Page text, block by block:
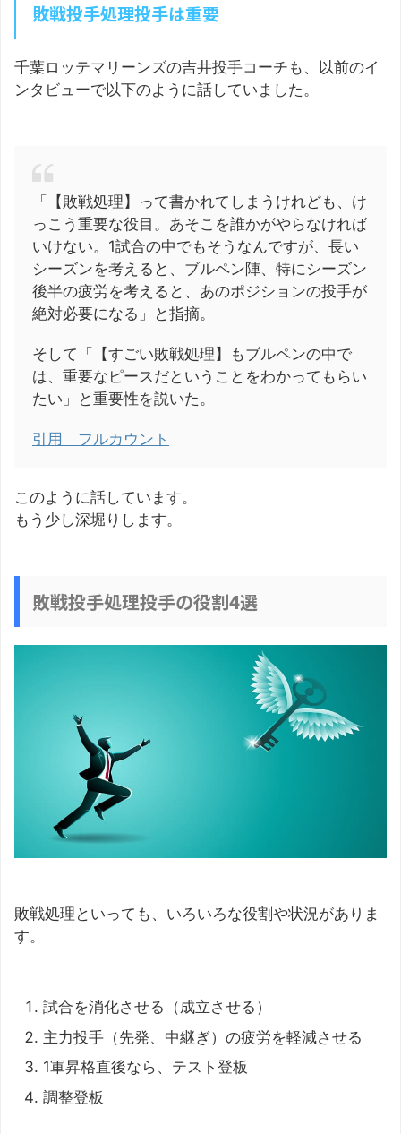
敗戦投手処理投手は重要
千葉ロッテマリーンズの吉井投手コーチも、以前のイ
ンタビューで以下のように話していました。
「【敗戦処理】って書かれてしまうけれども、け
っこう重要な役目。あそこを誰かがやらなければ
いけない。1試合の中でもそうなんですが、長い
シーズンを考えると、ブルペン陣、特にシーズン
後半の疲労を考えると、あのポジションの投手が
絶対必要になる」と指摘。
そして「【すごい敗戦処理】もブルペンの中で
は、重要なピースだということをわかってもらい
たい」と重要性を説いた。
引用 フルカウント
このように話しています。
もう少し深堀りします。
敗戦投手処理投手の役割4選
敗戦処理といっても、いろいろな役割や状況がありま
す。
試合を消化させる（成立させる）
主力投手（先発、中継ぎ）の疲労を軽減させる
1軍昇格直後なら、テスト登板
調整登板